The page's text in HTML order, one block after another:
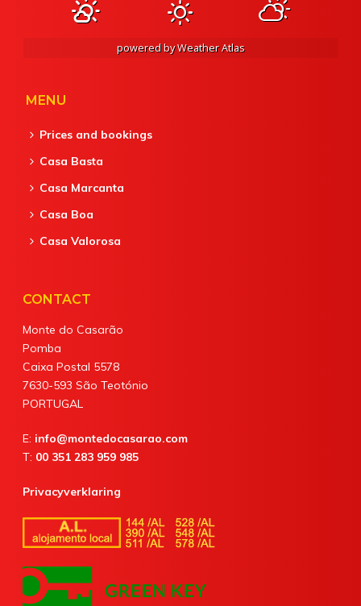
powered byWeather Atlas
MENU
Prices and bookings
Casa Basta
Casa Marcanta
Casa Boa
Casa Valorosa
CONTACT
Monte do Casarão
Pomba
Caixa Postal 5578
7630-593 São Teotónio
PORTUGAL
E: info@montedocasarao.com
T: 00 351 283 959 985
Privacyverklaring